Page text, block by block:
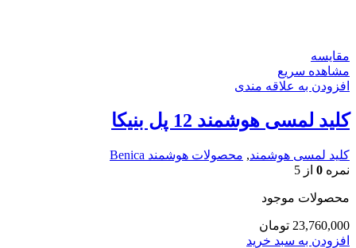
مقایسه
مشاهده سریع
افزودن به علاقه مندی
کلید لمسی هوشمند 12 پل بنیکا
کلید لمسی هوشمند, محصولات هوشمند Benica
نمره 0 از 5
محصولات موجود
23,760,000 تومان
افزودن به سبد خرید